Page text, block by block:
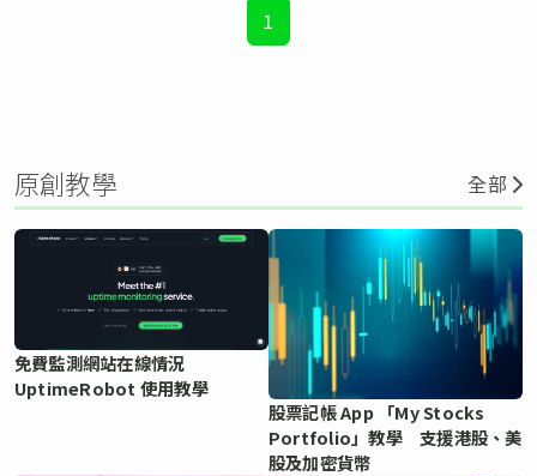
1
原創教學 全部
免費監測網站在線情況
UptimeRobot 使用教學
股票記帳 App 「My Stocks
Portfolio」教學 支援港股、美
股及加密貨幣